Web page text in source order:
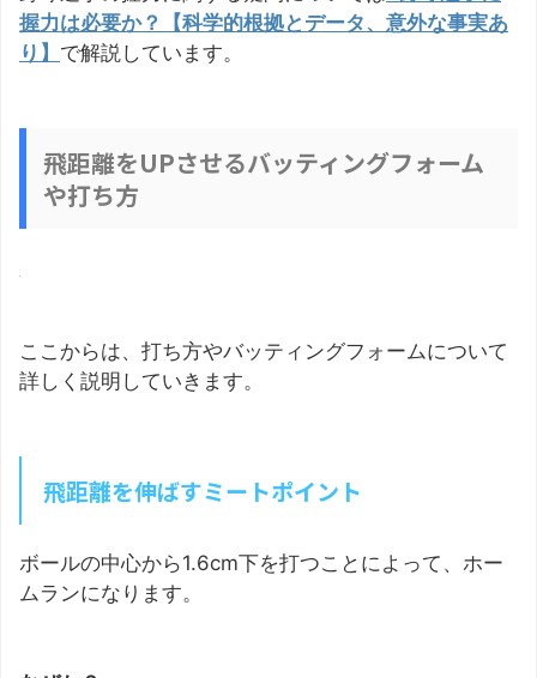
握力は必要か？【科学的根拠とデータ、意外な事実あ
り】 で解説しています。
飛距離をUPさせるバッティングフォーム
や打ち方
ここからは、打ち方やバッティングフォームについて
詳しく説明していきます。
飛距離を伸ばすミートポイント
ボールの中心から1.6cm下を打つことによって、ホー
ムランになります。